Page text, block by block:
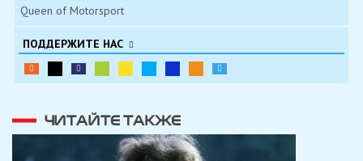
Queen of Motorsport
ПОДДЕРЖИТЕ НАС
ЧИТАЙТЕ ТАКЖЕ